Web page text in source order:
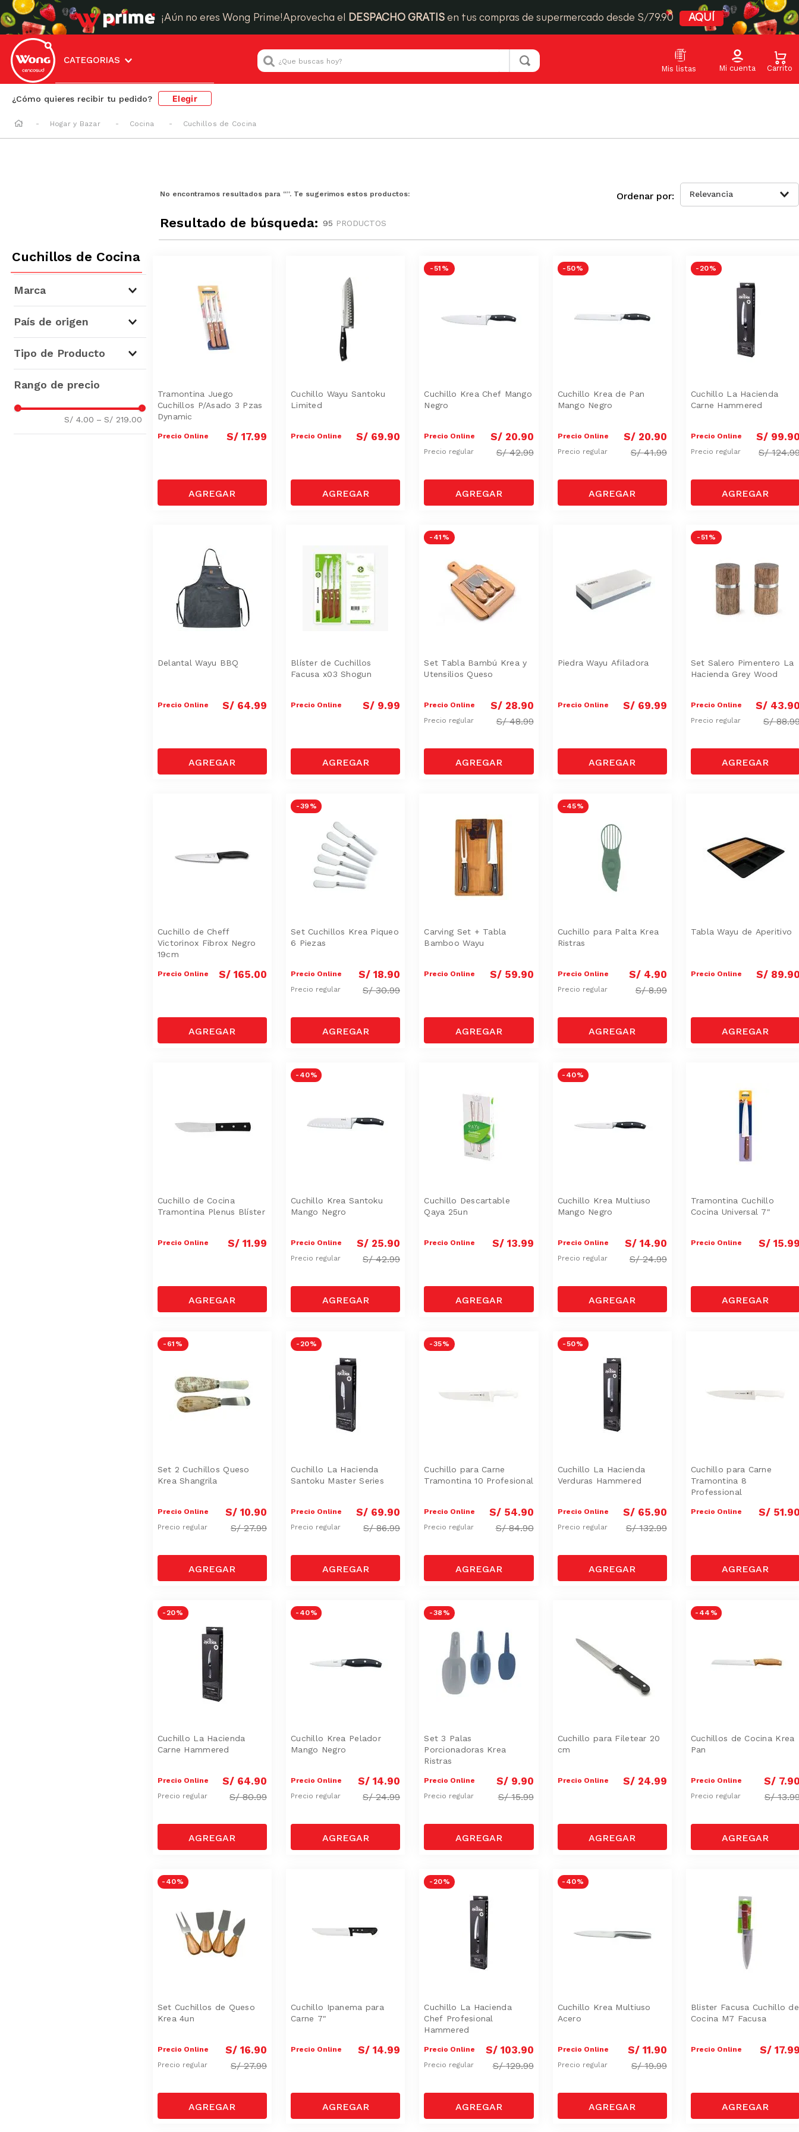
¡Aún no eres Wong Prime!Aprovecha el DESPACHO GRATIS en tus compras de supermercado desde S/79.90 AQUÍ
CATEGORIAS
¿Que buscas hoy?
¿Cómo quieres recibir tu pedido? Elegir
Hogar y Bazar Cocina Cuchillos de Cocina
No encontramos resultados para “”. Te sugerimos estos productos:
Resultado de búsqueda: 95 PRODUCTOS
Relevancia
Cuchillos de Cocina
Marca
La Hacienda
Wayu
Ilko (2)
País de origen
Tipo de Producto
Utensilios de Cocina
Juegos de Cuchillería (3)
)S/ 4.00 – S/ 219.00
Tramontina Juego
Cuchillos P/Asado 3 Pzas
Dynamic
Precio Online S/ 17.99
Cuchillo Wayu Santoku
Limited
Precio Online S/ 69.90
-51 %
Cuchillo Krea Chef Mango
Negro
Precio Online S/ 20.90
Precio regular S/42.99
-50 %
Cuchillo Krea de Pan
Mango Negro
Precio Online S/ 20.90
Precio regular S/41.99
-20 %
Cuchillo La Hacienda
Carne Hammered
Precio Online S/ 99.
Precio regular S/
Delantal Wayu BBQ
Precio Online S/ 64.99
Blíster de Cuchillos
Facusa x03 Shogun
Precio Online S/ 9.99
- 41 %
Set Tabla Bambú Krea y
Utensilios Queso
Precio Online S/ 28.90
Precio regular S/48.99
Piedra Wayu Afiladora
Precio Online S/ 69.99
-51 %
Set Salero Pimentero La
Hacienda Grey Wood
Precio Online S/ 43.
Precio regular S/
Cuchillo de Cheff
Victorinox Fibrox Negro
19cm
Precio Online S/ 165.00
-39 %
Set Cuchillos Krea Piqueo
6 Piezas
Precio Online S/ 18.90
Precio regular S/30.99
Carving Set + Tabla
Bamboo Wayu
Precio Online S/ 59.90
- 45 %
Cuchillo para Palta Krea
Ristras
Precio Online S/ 4.90
Precio regular S/8.99
Tabla Wayu de Aperitivo
Precio Online S/ 89.
Cuchillo de Cocina
Tramontina Plenus Blíster
Precio Online S/ 11.99
- 40 %
Cuchillo Krea Santoku
Mango Negro
Precio Online S/ 25.90
Precio regular S/42.99
Cuchillo Descartable
Qaya 25un
Precio Online S/ 13.99
- 40 %
Cuchillo Krea Multiuso
Mango Negro
Precio Online S/ 14.90
Precio regular S/24.99
Tramontina Cuchillo
Cocina Universal 7"
Precio Online S/ 15.
- 61 %
Set 2 Cuchillos Queso
Krea Shangrila
Precio Online S/ 10.90
Precio regular S/27.99
-20 %
Cuchillo La Hacienda
Santoku Master Series
Precio Online S/ 69.90
Precio regular S/86.99
-35 %
Cuchillo para Carne
Tramontina 10 Profesional
Precio Online S/ 54.90
Precio regular S/84.90
-50 %
Cuchillo La Hacienda
Verduras Hammered
Precio Online S/ 65.90
Precio regular S/132.99
Cuchillo para Carne
Tramontina 8
Professional
Precio Online S/ 51.
-20 %
Cuchillo La Hacienda
Carne Hammered
Precio Online S/ 64.90
Precio regular S/80.99
- 40 %
Cuchillo Krea Pelador
Mango Negro
Precio Online S/ 14.90
Precio regular S/24.99
-38 %
Set 3 Palas
Porcionadoras Krea
Ristras
Precio Online S/ 9.90
Precio regular S/15.99
Cuchillo para Filetear 20
cm
Precio Online S/ 24.99
- 44 %
Cuchillos de Cocina Krea
Pan
Precio Online S/ 7.
Precio regular S/
- 40 %
Set Cuchillos de Queso
Krea 4un
Precio Online S/ 16.90
Precio regular S/27.99
Cuchillo Ipanema para
Carne 7"
Precio Online S/ 14.99
-20 %
Cuchillo La Hacienda
Chef Profesional
Hammered
Precio Online S/ 103.90
Precio regular S/129.99
- 40 %
Cuchillo Krea Multiuso
Acero
Precio Online S/ 11.90
Precio regular S/19.99
Blister Facusa Cuchillo de
Cocina M7 Facusa
Precio Online S/ 17.